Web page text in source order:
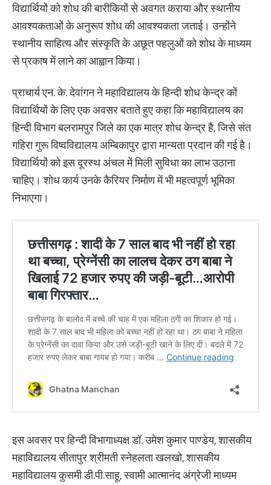
विद्यार्थियों को शोध की बारीकियों से अवगत कराया और स्थानीय
आवश्यकताओं के अनुरूप शोध की आवश्यकता जताई। उन्होंने
स्थानीय साहित्य और संस्कृति के अछूत पहलुओं को शोध के माध्यम
से प्रकाष में लाने का आह्वान किया।
प्राचार्य एन. के. देवांगन ने महाविद्यालय के हिन्दी शोध केन्द्र कों
विद्यार्थियों के लिए एक अवसर बताते हुए कहा कि महाविद्यालय का
हिन्दी विभाग बलरामपुर जिले का एक मात्र शोध केन्द्र है, जिसे संत
गहिरा गुरू विष्वविद्यालय अम्बिकापुर द्वारा मान्यता प्रदान की गई है।
विद्यार्थियों को इस दूरस्थ अंचल में मिली सुविधा का लाभ उठाना
चाहिए। शोध कार्य उनके कैरियर निर्माण में भी महत्वपूर्ण भूमिका
निभाएगा।
इस अवसर पर हिन्दी विभागाध्यक्ष डॉ. उमेश कुमार पाण्डेय, शासकीय
महाविद्यालय सीतापुर श्रीमती स्नेहलता खलखो, शासकीय
महाविद्यालय कुसमी डी.पी.साहू, स्वामी आत्मानंद अंग्रेजी माध्यम